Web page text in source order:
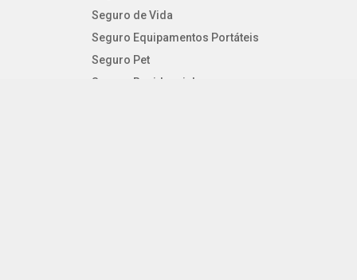
Seguro de Vida
Seguro Equipamentos Portáteis
Seguro Pet
Seguro Residencial